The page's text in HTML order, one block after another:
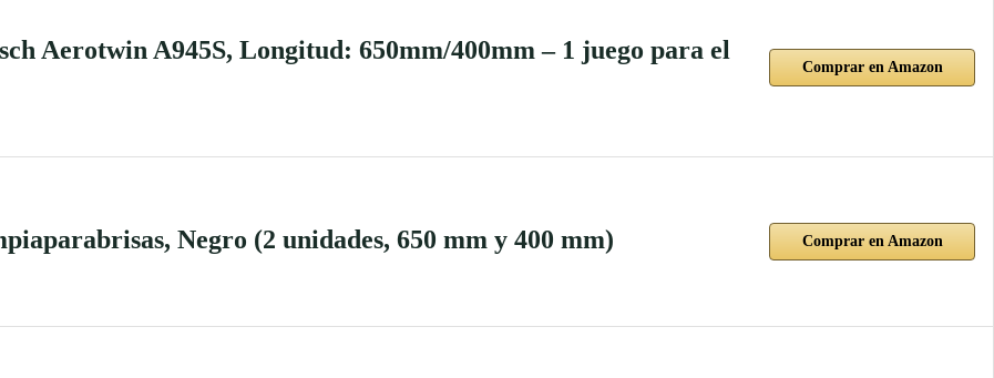
Aerotwin A945S, Longitud: 650mm/400mm – 1 juego para el
Comprar en Amazon
Negro (2 unidades, 650 mm y 400 mm)
Comprar en Amazon